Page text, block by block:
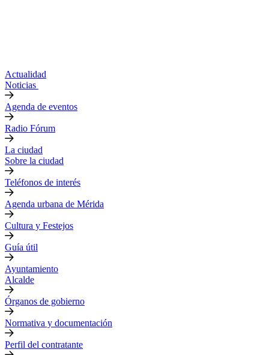
Actualidad
Noticias
Agenda de eventos
Radio Fórum
La ciudad
Sobre la ciudad
Teléfonos de interés
Agenda urbana de Mérida
Cultura y Festejos
Guía útil
Ayuntamiento
Alcalde
Órganos de gobierno
Normativa y documentación
Perfil del contratante